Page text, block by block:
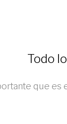
Todo
que es